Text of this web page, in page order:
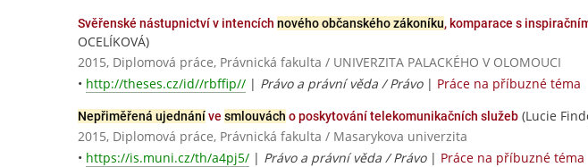
Svěřenské nástupnictví v intencích nového občanského zákoníku, komparace s
OCELÍKOVÁ)
2015, Diplomová práce, Právnická fakulta / UNIVERZITA PALACKÉHO V OLOMOUCI
• http://theses.cz/id//rbffip// | Právo a právní věda / Právo| Práce na příbuzné téma
Nepřiměřená ujednáníve smlouvách o poskytování telekomunikačních služeb (Lucie
2015, Diplomová práce, Právnická fakulta / Masarykova univerzita
• https://is.muni.cz/th/a4pj5/ | Právo a právní věda / Právo| Práce na příbuzné téma